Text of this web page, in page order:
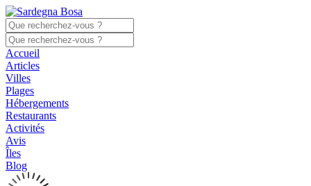
Accueil
Articles
Villes
Plages
Hébergements
Restaurants
Activités
Avis
Îles
Blog